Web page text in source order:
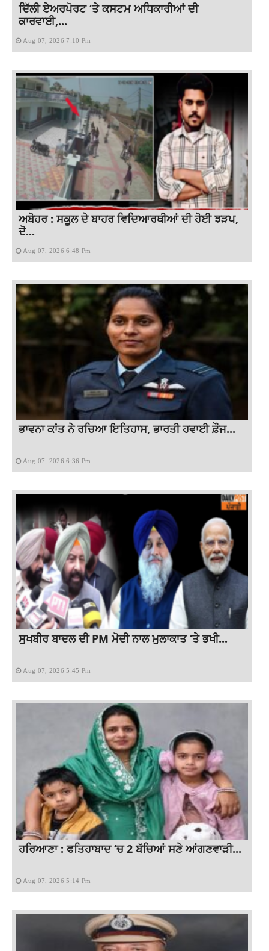
ਦਿੱਲੀ ਏਅਰਪੋਰਟ ‘ਤੇ ਕਸਟਮ ਅਧਿਕਾਰੀਆਂ ਦੀ
ਕਾਰਵਾਈ,...
Aug 07, 2026 7:10 Pm
ਅਬੋਹਰ : ਸਕੂਲ ਦੇ ਬਾਹਰ ਵਿਦਿਆਰਥੀਆਂ ਦੀ ਹੋਈ ਝੜਪ,
ਦੋ...
Aug 07, 2026 6:48 Pm
ਭਾਵਨਾ ਕਾਂਤ ਨੇ ਰਚਿਆ ਇਤਿਹਾਸ, ਭਾਰਤੀ ਹਵਾਈ ਫ਼ੌਜ...
Aug 07, 2026 6:36 Pm
ਸੁਖਬੀਰ ਬਾਦਲ ਦੀ PM ਮੋਦੀ ਨਾਲ ਮੁਲਾਕਾਤ ‘ਤੇ ਭਖੀ...
Aug 07, 2026 5:45 Pm
ਹਰਿਆਣਾ : ਫਤਿਹਾਬਾਦ ‘ਚ 2 ਬੱਚਿਆਂ ਸਣੇ ਆਂਗਣਵਾੜੀ...
Aug 07, 2026 5:14 Pm